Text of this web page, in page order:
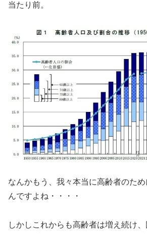
当たり前。
なんかもう、我々本当に高齢者のた
んですよね・・・・
しかしこれからも高齢者は増え続け